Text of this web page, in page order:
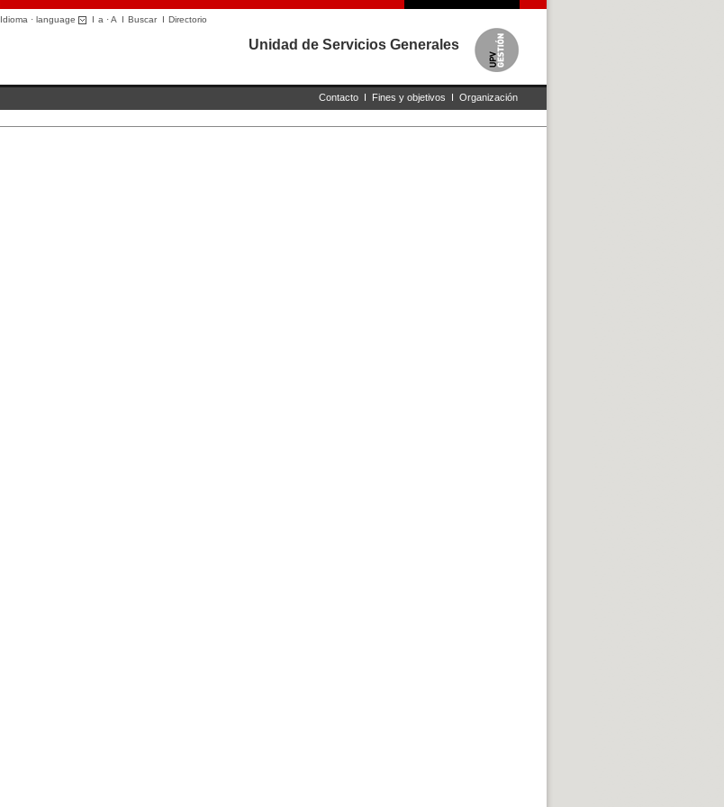
Idioma · language I a ·A I BuscarI Directorio
Unidad de Servicios Generales
Contacto I Fines y objetivos I Organización